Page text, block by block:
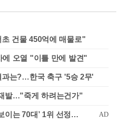
건물 450억에 매물로"
에 오열 "이틀 만에 발견"
과는?…한국 축구 '5승 2무'
발…"죽게 하려는건가"